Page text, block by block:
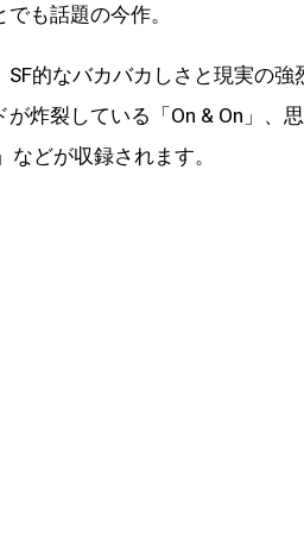
も話題の今作。
的なバカバカしさと現実の強
が炸裂している「On & On」、
などが収録されます。